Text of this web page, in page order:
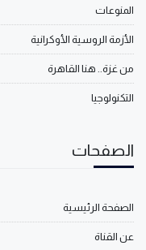
المنوعات
الأزمة الروسية الأوكرانية
من غزة.. هنا القاهرة
التكنولوجيا
الصفحات
الصفحة الرئيسية
عن القناة